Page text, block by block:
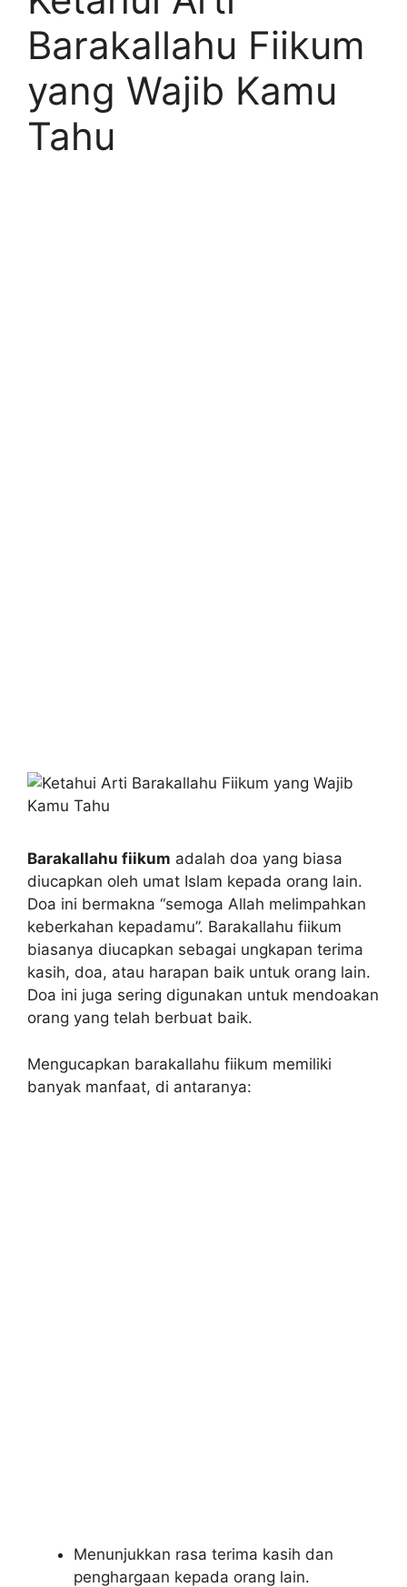
Barakallahu Fiikum
yang Wajib Kamu
Tahu
Barakallahu fiikum adalah doa yang biasa
diucapkan oleh umat Islam kepada orang lain.
Doa ini bermakna “semoga Allah melimpahkan
keberkahan kepadamu”. Barakallahu fiikum
biasanya diucapkan sebagai ungkapan terima
kasih, doa, atau harapan baik untuk orang lain.
Doa ini juga sering digunakan untuk mendoakan
orang yang telah berbuat baik.
Mengucapkan barakallahu fiikum memiliki
banyak manfaat, di antaranya:
Menunjukkan rasa terima kasih dan
penghargaan kepada orang lain.